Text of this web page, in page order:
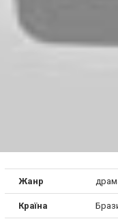
Жанр
Країна